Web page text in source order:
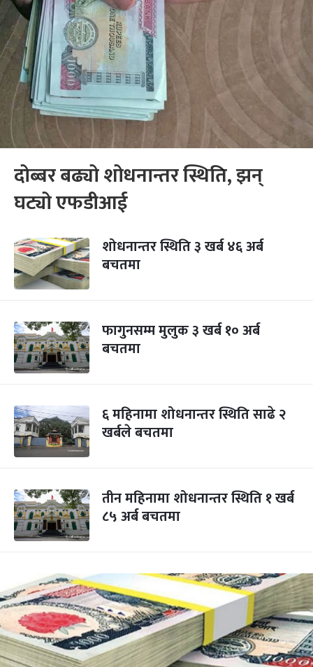
दोब्बर बढ्यो शोधनान्तर स्थिति, झन्
घट्यो एफडीआई
शोधनान्तर स्थिति ३ खर्ब ४६ अर्ब
बचतमा
फागुनसम्म मुलुक ३ खर्ब १० अर्ब
बचतमा
६ महिनामा शोधनान्तर स्थिति साढे २
खर्बले बचतमा
तीन महिनामा शोधनान्तर स्थिति १ खर्ब
८५ अर्ब बचतमा